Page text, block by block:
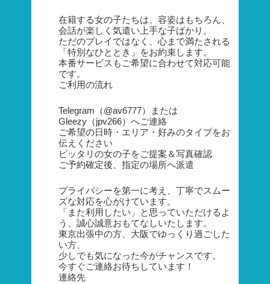
在籍する女の子たちは、容姿はもちろん、
会話が楽しく気遣い上手な子ばかり。
ただのプレイではなく、心まで満たされる
「特別なひととき」をお約束します。
本番サービスもご希望に合わせて対応可能
です。
ご利用の流れ
Telegram（@av6777）または
Gleezy（jpv266）へご連絡
ご希望の日時・エリア・好みのタイプをお
伝えください
ピッタリの女の子をご提案＆写真確認
ご予約確定後、指定の場所へ派遣
プライバシーを第一に考え、丁寧でスムー
ズな対応を心がけています。
「また利用したい」と思っていただけるよ
う、誠心誠意おもてなしいたします。
東京出張中の方、大阪でゆっくり過ごした
い方、
少しでも気になった今がチャンスです。
今すぐご連絡お待ちしています！
連絡先